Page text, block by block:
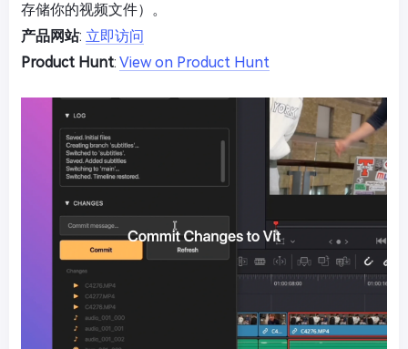
存储你的视频文件）。
产品网站: 立即访问
Product Hunt: View on Product Hunt